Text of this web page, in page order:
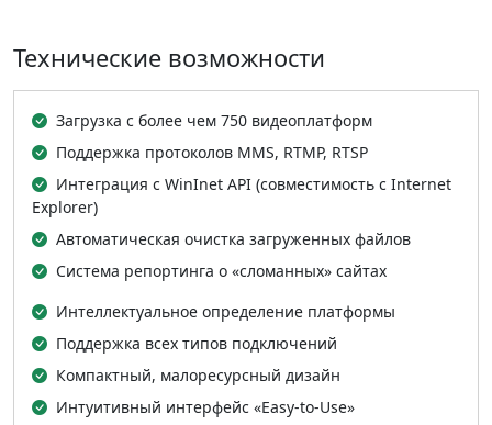
Технические возможности
Загрузка с более чем 750 видеоплатформ
Поддержка протоколов MMS, RTMP, RTSP
Интеграция с WinInet API (совместимость с Internet
Explorer)
Автоматическая очистка загруженных файлов
Система репортинга о «сломанных» сайтах
Интеллектуальное определение платформы
Поддержка всех типов подключений
Компактный, малоресурсный дизайн
Интуитивный интерфейс «Easy-to-Use»